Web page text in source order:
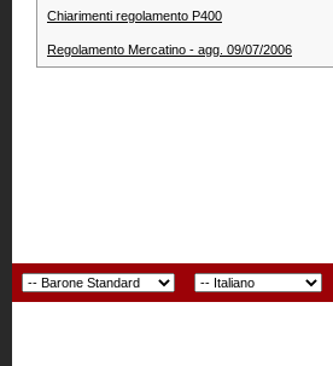
Chiarimenti regolamento P400
Regolamento Mercatino - agg. 09/07/2006